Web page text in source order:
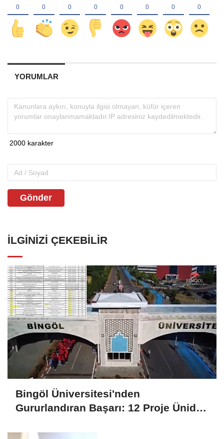
YORUMLAR
Gönder
İLGINIZI ÇEKEBILIR
Bingöl Üniversitesi'nden
Gururlandıran Başarı: 12 Proje Ünides